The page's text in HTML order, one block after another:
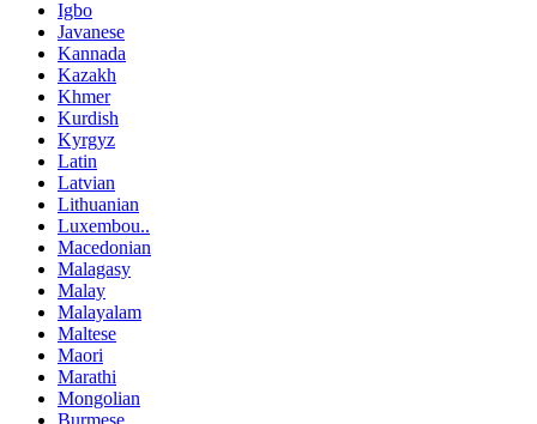
Igbo
Javanese
Kannada
Kazakh
Khmer
Kurdish
Kyrgyz
Latin
Latvian
Lithuanian
Luxembou..
Macedonian
Malagasy
Malay
Malayalam
Maltese
Maori
Marathi
Mongolian
Burmese